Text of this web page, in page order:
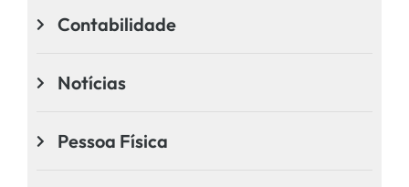
Contabilidade
Notícias
Pessoa Física